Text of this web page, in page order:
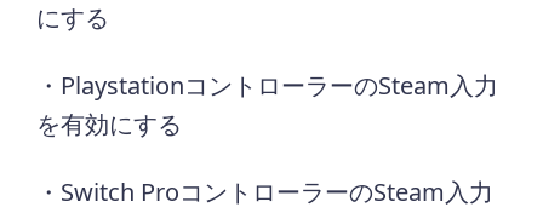
にする
・PlaystationコントローラーのSteam入力
を有効にする
・Switch ProコントローラーのSteam入力